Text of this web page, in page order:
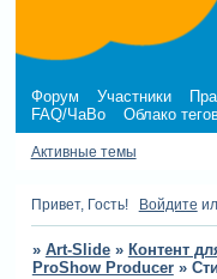
Форум Участники
FAQ/ЧаВо
Облако
Активные темы
Привет, Гость! Войдите
» Art-Slide » Контент
ProShow Producer »